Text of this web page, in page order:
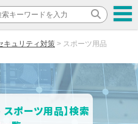
キュリティ対策 スポーツ用品
スポーツ用品】検索